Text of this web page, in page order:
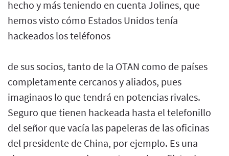
hecho y más teniendo en cuenta Jolines, que
hemos visto cómo Estados Unidos tenía
hackeados los teléfonos
de sus socios, tanto de la OTAN como de países
completamente cercanos y aliados, pues
imaginaos lo que tendrá en potencias rivales.
Seguro que tienen hackeada hasta el telefonillo
del señor que vacía las papeleras de las oficinas
del presidente de China, por ejemplo. Es una